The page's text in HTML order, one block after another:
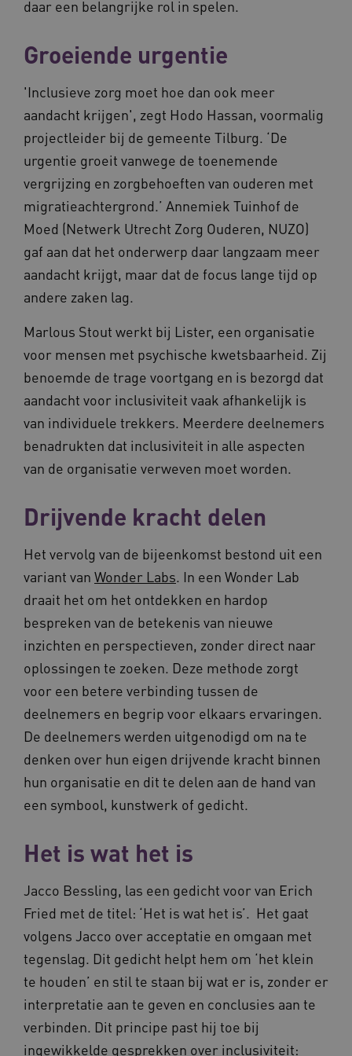
daar een belangrijke rol in spelen.
Groeiende urgentie
'Inclusieve zorg moet hoe dan ook meer
aandacht krijgen', zegt Hodo Hassan, voormalig
projectleider bij de gemeente Tilburg. ‘De
urgentie groeit vanwege de toenemende
vergrijzing en zorgbehoeften van ouderen met
migratieachtergrond.’ Annemiek Tuinhof de
Moed (Netwerk Utrecht Zorg Ouderen, NUZO)
gaf aan dat het onderwerp daar langzaam meer
aandacht krijgt, maar dat de focus lange tijd op
andere zaken lag.
Marlous Stout werkt bij Lister, een organisatie
voor mensen met psychische kwetsbaarheid. Zij
benoemde de trage voortgang en is bezorgd dat
aandacht voor inclusiviteit vaak afhankelijk is
van individuele trekkers. Meerdere deelnemers
benadrukten dat inclusiviteit in alle aspecten
van de organisatie verweven moet worden.
Drijvende kracht delen
Het vervolg van de bijeenkomst bestond uit een
variant van Wonder Labs. In een Wonder Lab
draait het om het ontdekken en hardop
bespreken van de betekenis van nieuwe
inzichten en perspectieven, zonder direct naar
oplossingen te zoeken. Deze methode zorgt
voor een betere verbinding tussen de
deelnemers en begrip voor elkaars ervaringen.
De deelnemers werden uitgenodigd om na te
denken over hun eigen drijvende kracht binnen
hun organisatie en dit te delen aan de hand van
een symbool, kunstwerk of gedicht.
Het is wat het is
Jacco Bessling, las een gedicht voor van Erich
Fried met de titel: ‘Het is wat het is’. Het gaat
volgens Jacco over acceptatie en omgaan met
tegenslag. Dit gedicht helpt hem om ‘het klein
te houden’ en stil te staan bij wat er is, zonder er
interpretatie aan te geven en conclusies aan te
verbinden. Dit principe past hij toe bij
ingewikkelde gesprekken over inclusiviteit:
Deze functionele en technische cookies zorgen
op uw privacy.
__Secure-ROLLOUT_TOKEN
.youtube.com
UMB_SESSION
__Secure-YNID .youtube.com
__cf_bm
Cloudflare Inc.
.vimeo.com
29
50
VISITOR_PRIVACY_METADATA
YouTube
.youtube.com
5
weken
BCSessionID vilans.blueconic.net
ARRAffinity
Microsoft
.vilans.nl
Corporation
CookieScriptConsent
CookieScript
www.vilans.nl
11